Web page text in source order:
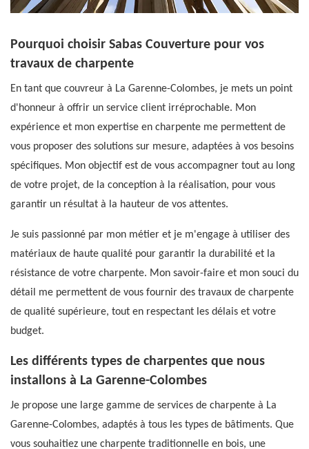
Pourquoi choisir Sabas Couverture pour vos
travaux de charpente
En tant que couvreur à La Garenne-Colombes, je mets un point
d'honneur à offrir un service client irréprochable. Mon
expérience et mon expertise en charpente me permettent de
vous proposer des solutions sur mesure, adaptées à vos besoins
spécifiques. Mon objectif est de vous accompagner tout au long
de votre projet, de la conception à la réalisation, pour vous
garantir un résultat à la hauteur de vos attentes.
Je suis passionné par mon métier et je m'engage à utiliser des
matériaux de haute qualité pour garantir la durabilité et la
résistance de votre charpente. Mon savoir-faire et mon souci du
détail me permettent de vous fournir des travaux de charpente
de qualité supérieure, tout en respectant les délais et votre
budget.
Les différents types de charpentes que nous
installons à La Garenne-Colombes
Je propose une large gamme de services de charpente à La
Garenne-Colombes, adaptés à tous les types de bâtiments. Que
vous souhaitiez une charpente traditionnelle en bois, une